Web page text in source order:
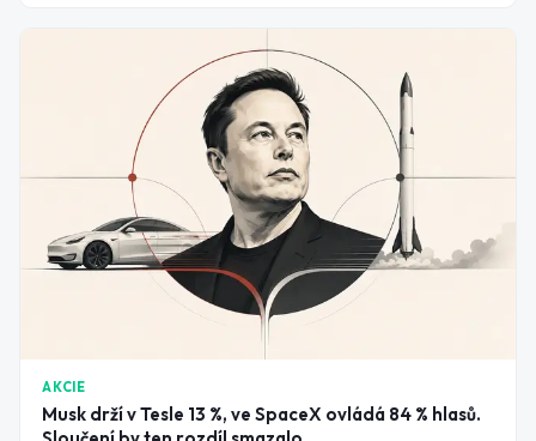
AKCIE
Musk drží v Tesle 13 %, ve SpaceX ovládá 84 % hlasů.